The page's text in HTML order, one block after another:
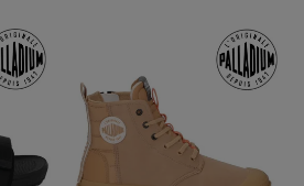
パラディウムを代表するハイカット
タイプ。